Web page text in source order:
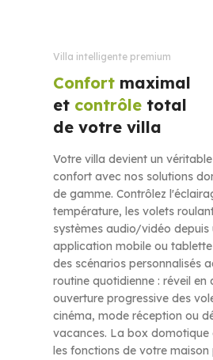
Villa intelligente premium
Confort maximal
et contrôle total
de votre villa
Votre villa devient un
confort avec nos solutions
de gamme. Contrôlez
température, les volets
systèmes audio/vidéo depuis
application mobile ou tablette
des scénarios personnalisés
routine quotidienne : réveil en
ouverture progressive des
cinéma, mode réception ou
vacances. La box domotique
les fonctions de votre